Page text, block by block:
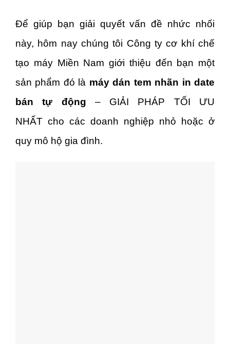
Để giúp bạn giải quyết vấn đề nhức nhối
này, hôm nay chúng tôi Công ty cơ khí chế
tạo máy Miền Nam giới thiệu đến bạn một
sản phẩm đó là máy dán tem nhãn in date
bán tự động – GIẢI PHÁP TỐI ƯU
NHẤT cho các doanh nghiệp nhỏ hoặc ở
quy mô hộ gia đình.